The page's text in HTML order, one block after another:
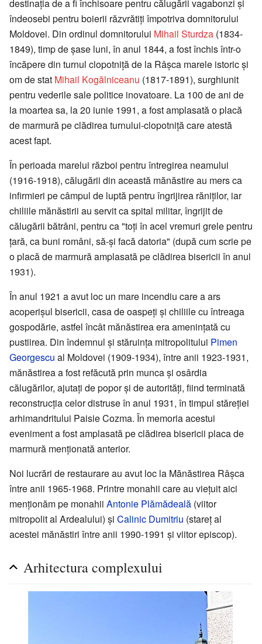
destinația de a fi închisoare pentru călugării vagabonzi și
îndeosebi pentru boierii răzvrătiți împotriva domnitorului
Moldovei. Din ordinul domnitorului Mihail Sturdza (1834-
1849), timp de șase luni, în anul 1844, a fost închis într-o
încăpere din turnul clopotniță de la Râșca marele istoric și
om de stat Mihail Kogălniceanu (1817-1891), surghiunit
pentru vederile sale politice inovatoare. La 100 de ani de
la moartea sa, la 20 iunie 1991, a fost amplasată o placă
de marmură pe clădirea turnului-clopotniță care atestă
acest fapt.
În perioada marelui război pentru întregirea neamului
(1916-1918), călugării din această mănăstire au mers ca
infirmieri pe câmpul de luptă pentru îngrijirea răniților, iar
chiliile mănăstirii au servit ca spital militar, îngrijit de
călugării bătrâni, pentru ca "toți în acel vremuri grele pentru
țară, ca buni români, să-și facă datoria" (după cum scrie pe
o placă de marmură amplasată pe clădirea bisericii în anul
1931).
În anul 1921 a avut loc un mare incendiu care a ars
acoperișul bisericii, casa de oaspeți și chiliile cu întreaga
gospodărie, astfel încât mănăstirea era amenințată cu
pustiirea. Din îndemnul și stăruința mitropolitului Pimen
Georgescu al Moldovei (1909-1934), între anii 1923-1931,
mănăstirea a fost refăcută prin munca și osârdia
călugărilor, ajutați de popor și de autorități, fiind terminată
reconstrucția celor distruse în anul 1931, în timpul stăreției
arhimandritului Paisie Cozma. În memoria acestui
eveniment a fost amplasată pe clădirea bisericii placa de
marmură menționată anterior.
Noi lucrări de restaurare au avut loc la Mănăstirea Râșca
între anii 1965-1968. Printre monahii care au viețuit aici
menționăm pe monahii Antonie Plămădeală (viitor
mitropolit al Ardealului) și Calinic Dumitriu (stareț al
acestei mănăstiri între anii 1990-1991 și viitor episcop).
Arhitectura complexului